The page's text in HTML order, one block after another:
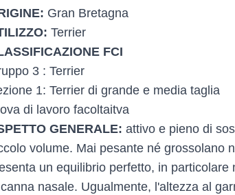
Gran Bretagna
Terrier
FCI
3 : Terrier
1: Terrier di grande e media taglia
di lavoro facoltaitva
GENERALE: attivo e pieno di
volume. Mai pesante né grossolano
un equilibrio perfetto, in
canna nasale. Ugualmente, l'altezza al